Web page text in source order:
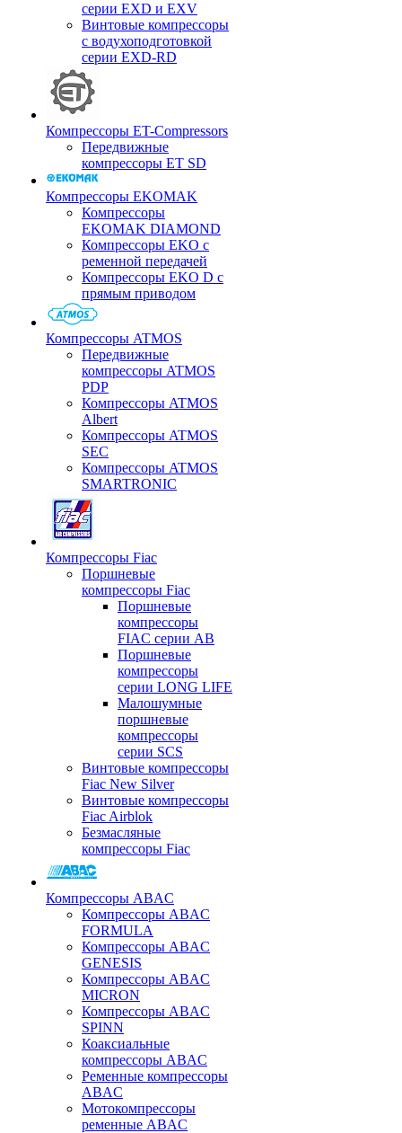
серии EXD и EXV
Винтовые компрессоры
с водухоподготовкой
серии EXD-RD
Компрессоры ET-Compressors
Передвижные
компрессоры ET SD
Компрессоры EKOMAK
Компрессоры
EKOMAK DIAMOND
Компрессоры EKO c
ременной передачей
Компрессоры EKO D с
прямым приводом
Компрессоры ATMOS
Передвижные
компрессоры ATMOS
PDP
Компрессоры ATMOS
Albert
Компрессоры ATMOS
SEC
Компрессоры ATMOS
SMARTRONIC
Компрессоры Fiac
Поршневые
компрессоры Fiac
Поршневые
компрессоры
FIAC серии AB
Поршневые
компрессоры
серии LONG LIFE
Малошумные
поршневые
компрессоры
серии SCS
Винтовые компрессоры
Fiac New Silver
Винтовые компрессоры
Fiac Airblok
Безмасляные
компрессоры Fiac
Компрессоры ABAC
Компрессоры ABAC
FORMULA
Компрессоры ABAC
GENESIS
Компрессоры ABAC
MICRON
Компрессоры ABAC
SPINN
Коаксиальные
компрессоры ABAC
Ременные компрессоры
ABAC
Мотокомпрессоры
ременные ABAC